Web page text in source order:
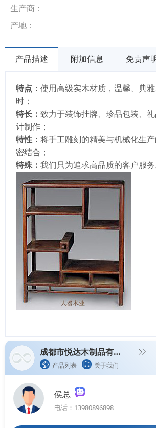
生产商：
产地：
产品描述 附加信息 免责声
特点： 使用高级实木材质，温馨、典
时；
特长： 致力于装饰挂牌、珍品包装、
计制作；
特性： 将手工雕刻的精美与机械化生
密结合；
特殊： 我们只为追求高品质的客户服务
成都市悦达木制品有限公司
产品列表 关于我们
侯总
电话：13980896898